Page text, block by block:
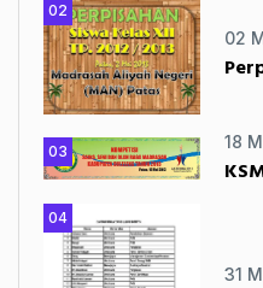
02
02
03
18
04
31